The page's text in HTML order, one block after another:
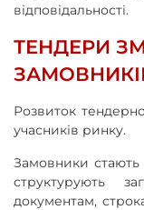
відповідальності.
ТЕНДЕРИ
Розвиток
учасників ринку.
Замовники
структурують
документам,